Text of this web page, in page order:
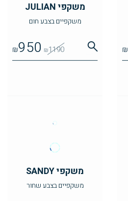
₪
משקפי JULIAN
משקפיים בצבע חום
₪1190
₪950
משקפי SANDY
משקפיים בצבע שחור